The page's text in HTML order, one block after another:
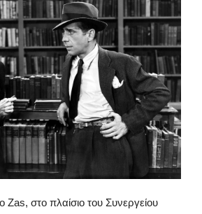
Zas, στο πλαίσιο του Συνεργείου